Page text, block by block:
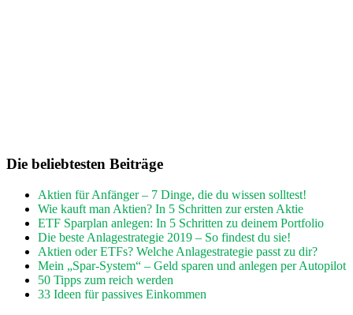
Die beliebtesten Beiträge
Aktien für Anfänger – 7 Dinge, die du wissen solltest!
Wie kauft man Aktien? In 5 Schritten zur ersten Aktie
ETF Sparplan anlegen: In 5 Schritten zu deinem Portfolio
Die beste Anlagestrategie 2019 – So findest du sie!
Aktien oder ETFs? Welche Anlagestrategie passt zu dir?
Mein „Spar-System“ – Geld sparen und anlegen per Autopilot
50 Tipps zum reich werden
33 Ideen für passives Einkommen